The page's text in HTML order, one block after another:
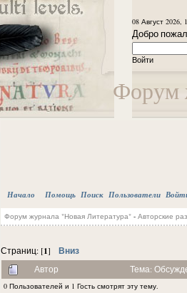
Форум
08 Август 2026,
Добро
Войти
Начало Помощь Поиск Пользователи
Форум журнала "Новая Литература"- Авторские
Страниц: [1] Вниз
Автор Тема:
0 Пользователей и 1 Гость смотрят эту тему.